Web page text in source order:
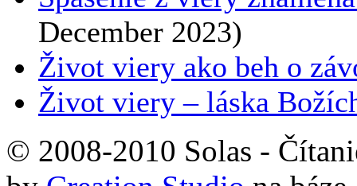
December 2023)
Život viery ako beh o
Život viery – láska
© 2008-2010 Solas -